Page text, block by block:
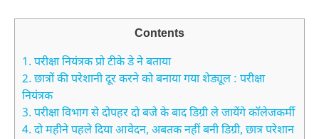
Contents
1. परीक्षा नियंत्रक प्रो टीके डे ने बताया
2. छात्रों की परेशानी दूर करने को बनाया गया शेड्यूल : परीक्षा
नियंत्रक
3. परीक्षा विभाग से दोपहर दो बजे के बाद डिग्री ले जायेंगे कॉलेजकर्मी
4. दो महीने पहले दिया आवेदन, अबतक नहीं बनी डिग्री, छात्र परेशान